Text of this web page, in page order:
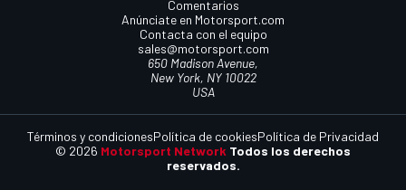
Comentarios
Anúnciate en Motorsport.com
Contacta con el equipo
sales@motorsport.com
650 Madison Avenue,
New York, NY 10022
USA
© 2026 Motorsport Network Todos los derechos
reservados.
Términos y condicionesPolítica de cookiesPolítica de Privacidad